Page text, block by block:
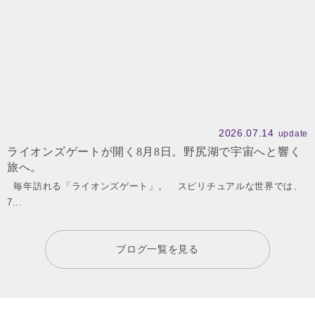
2026.07.14 update
ライオンズゲートが開く8月8日。野尻湖で宇宙へと響く
旅へ。
毎年訪れる「ライオンズゲート」。 スピリチュアルな世界では、
7...
ブログ一覧を見る